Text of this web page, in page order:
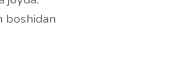
boshidan